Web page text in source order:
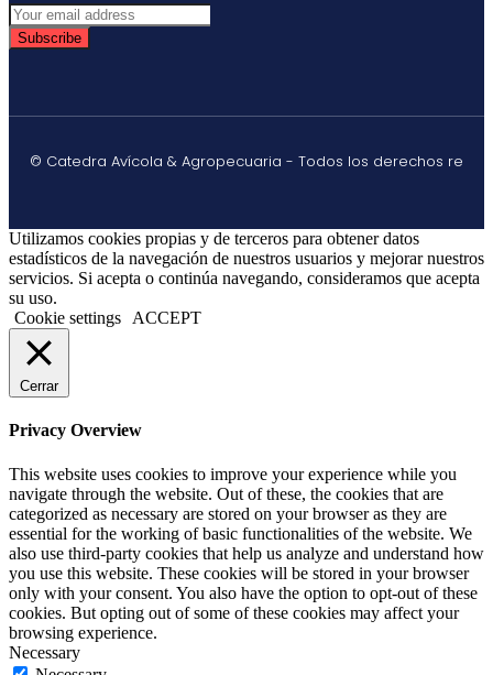
Subscribe
© Catedra Avícola & Agropecuaria - Todos los derechos re
Utilizamos cookies propias y de terceros para obtener datos
estadísticos de la navegación de nuestros usuarios y mejorar nuestros
servicios. Si acepta o continúa navegando, consideramos que acepta
su uso.
Cookie settings
ACCEPT
Cerrar
Privacy Overview
This website uses cookies to improve your experience while you
navigate through the website. Out of these, the cookies that are
categorized as necessary are stored on your browser as they are
essential for the working of basic functionalities of the website. We
also use third-party cookies that help us analyze and understand how
you use this website. These cookies will be stored in your browser
only with your consent. You also have the option to opt-out of these
cookies. But opting out of some of these cookies may affect your
browsing experience.
Necessary